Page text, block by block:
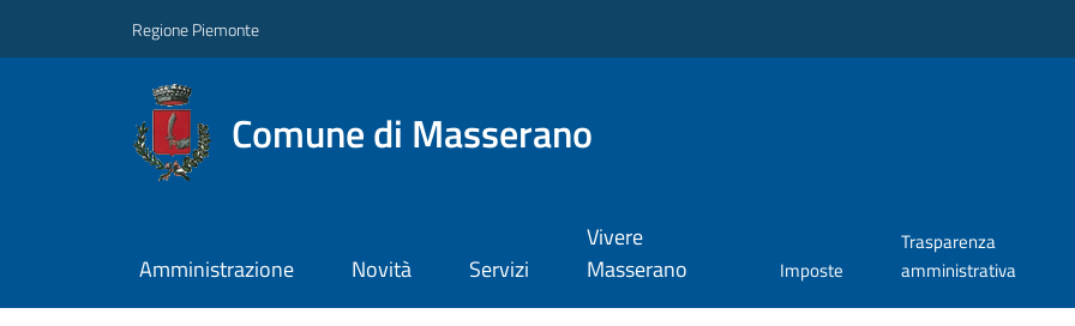
Regione Piemonte
Comune di Masserano
Amministrazione Novità Servizi
Vivere
Masserano
Imposte
Trasparenza
amministrativa